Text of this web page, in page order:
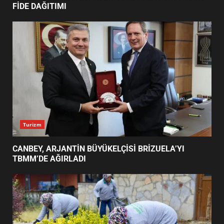
ALANLARDA YOĞUN MESAİ
MESUT ERGİN’DEN ÇİFTÇİLER
GÜNÜ MESAJI YAYIMLANDI
ERTAŞ’TAN MAHALLE
BULUŞMALARI AÇIKLAMASI:
SÜREÇ TAMAMLANDI
1071 GENÇLE ANITKABİR
ÇIKARMASI: AKIN’DAN MESAJ
FİDE DAĞITIMI
Turizm
CANBEY, ARJANTİN BÜYÜKELÇİSİ BRİZUELA’YI
TBMM’DE AĞIRLADI